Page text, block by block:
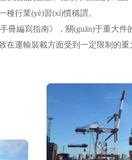
一種行業(yè)習(xí)慣稱謂。
編寫指南》，關(guān)于重大件
，以致在運輸裝載方面受到一定限制的